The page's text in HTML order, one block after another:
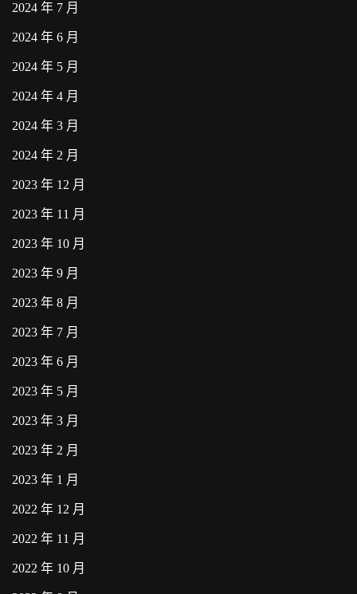
2024 年 7 月
2024 年 6 月
2024 年 5 月
2024 年 4 月
2024 年 3 月
2024 年 2 月
2023 年 12 月
2023 年 11 月
2023 年 10 月
2023 年 9 月
2023 年 8 月
2023 年 7 月
2023 年 6 月
2023 年 5 月
2023 年 3 月
2023 年 2 月
2023 年 1 月
2022 年 12 月
2022 年 11 月
2022 年 10 月